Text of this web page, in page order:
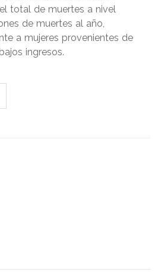
total de muertes a nivel
de muertes al año,
a mujeres provenientes de
ingresos.